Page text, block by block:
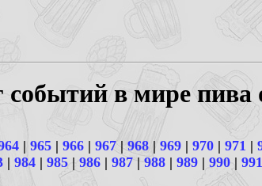
событий в мире пива
| 965 | 966 | 967| 968 | 969 | 970 | 971 |
| 984 | 985 | 986 | 987|988 | 989 | 990 | 991